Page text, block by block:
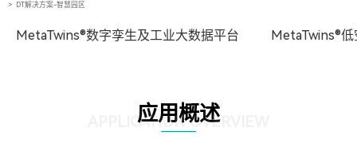
> DT解决方案-智慧园区
MetaTwins®数字孪生及工业大数据平台 MetaTwins®
应用概述
APPLICATION OVERVIEW